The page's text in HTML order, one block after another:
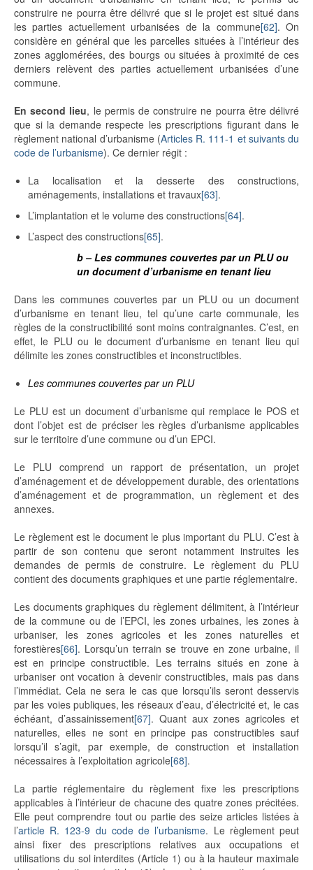
construire ne pourra être délivré que si le projet est situé dans
les parties actuellement urbanisées de la commune[62]. On
considère en général que les parcelles situées à l’intérieur des
zones agglomérées, des bourgs ou situées à proximité de ces
derniers relèvent des parties actuellement urbanisées d’une
commune.
En second lieu, le permis de construire ne pourra être délivré
que si la demande respecte les prescriptions figurant dans le
règlement national d’urbanisme (Articles R. 111-1 et suivants du
code de l’urbanisme). Ce dernier régit :
La localisation et la desserte des constructions,
aménagements, installations et travaux[63].
L’implantation et le volume des constructions[64].
L’aspect des constructions[65].
b – Les communes couvertes par un PLU ou
un document d’urbanisme en tenant lieu
Dans les communes couvertes par un PLU ou un document
d’urbanisme en tenant lieu, tel qu’une carte communale, les
règles de la constructibilité sont moins contraignantes. C’est, en
effet, le PLU ou le document d’urbanisme en tenant lieu qui
délimite les zones constructibles et inconstructibles.
Les communes couvertes par un PLU
Le PLU est un document d’urbanisme qui remplace le POS et
dont l’objet est de préciser les règles d’urbanisme applicables
sur le territoire d’une commune ou d’un EPCI.
Le PLU comprend un rapport de présentation, un projet
d’aménagement et de développement durable, des orientations
d’aménagement et de programmation, un règlement et des
annexes.
Le règlement est le document le plus important du PLU. C’est à
partir de son contenu que seront notamment instruites les
demandes de permis de construire. Le règlement du PLU
contient des documents graphiques et une partie réglementaire.
Les documents graphiques du règlement délimitent, à l’intérieur
de la commune ou de l’EPCI, les zones urbaines, les zones à
urbaniser, les zones agricoles et les zones naturelles et
forestières[66]. Lorsqu’un terrain se trouve en zone urbaine, il
est en principe constructible. Les terrains situés en zone à
urbaniser ont vocation à devenir constructibles, mais pas dans
l’immédiat. Cela ne sera le cas que lorsqu’ils seront desservis
par les voies publiques, les réseaux d’eau, d’électricité et, le cas
échéant, d’assainissement[67]. Quant aux zones agricoles et
naturelles, elles ne sont en principe pas constructibles sauf
lorsqu’il s’agit, par exemple, de construction et installation
nécessaires à l’exploitation agricole[68].
La partie réglementaire du règlement fixe les prescriptions
applicables à l’intérieur de chacune des quatre zones précitées.
Elle peut comprendre tout ou partie des seize articles listées à
l’article R. 123-9 du code de l’urbanisme. Le règlement peut
ainsi fixer des prescriptions relatives aux occupations et
utilisations du sol interdites (Article 1) ou à la hauteur maximale